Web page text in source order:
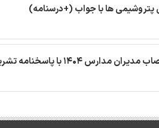
ها با جواب (+درسنامه)
1404 با پاسخنامه تشریحی